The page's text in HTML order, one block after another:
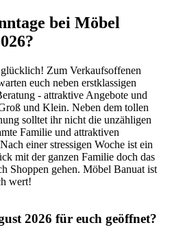
bei Möbel
Zum Verkaufsoffenen
euch neben erstklassigen
- attraktive Angebote und
und Klein. Neben dem tollen
solltet ihr nicht die unzähligen
Familie und attraktiven
einer stressigen Woche ist ein
mit der ganzen Familie doch das
Shoppen gehen. Möbel Banuat ist
wert!
2026 für euch geöffnet?